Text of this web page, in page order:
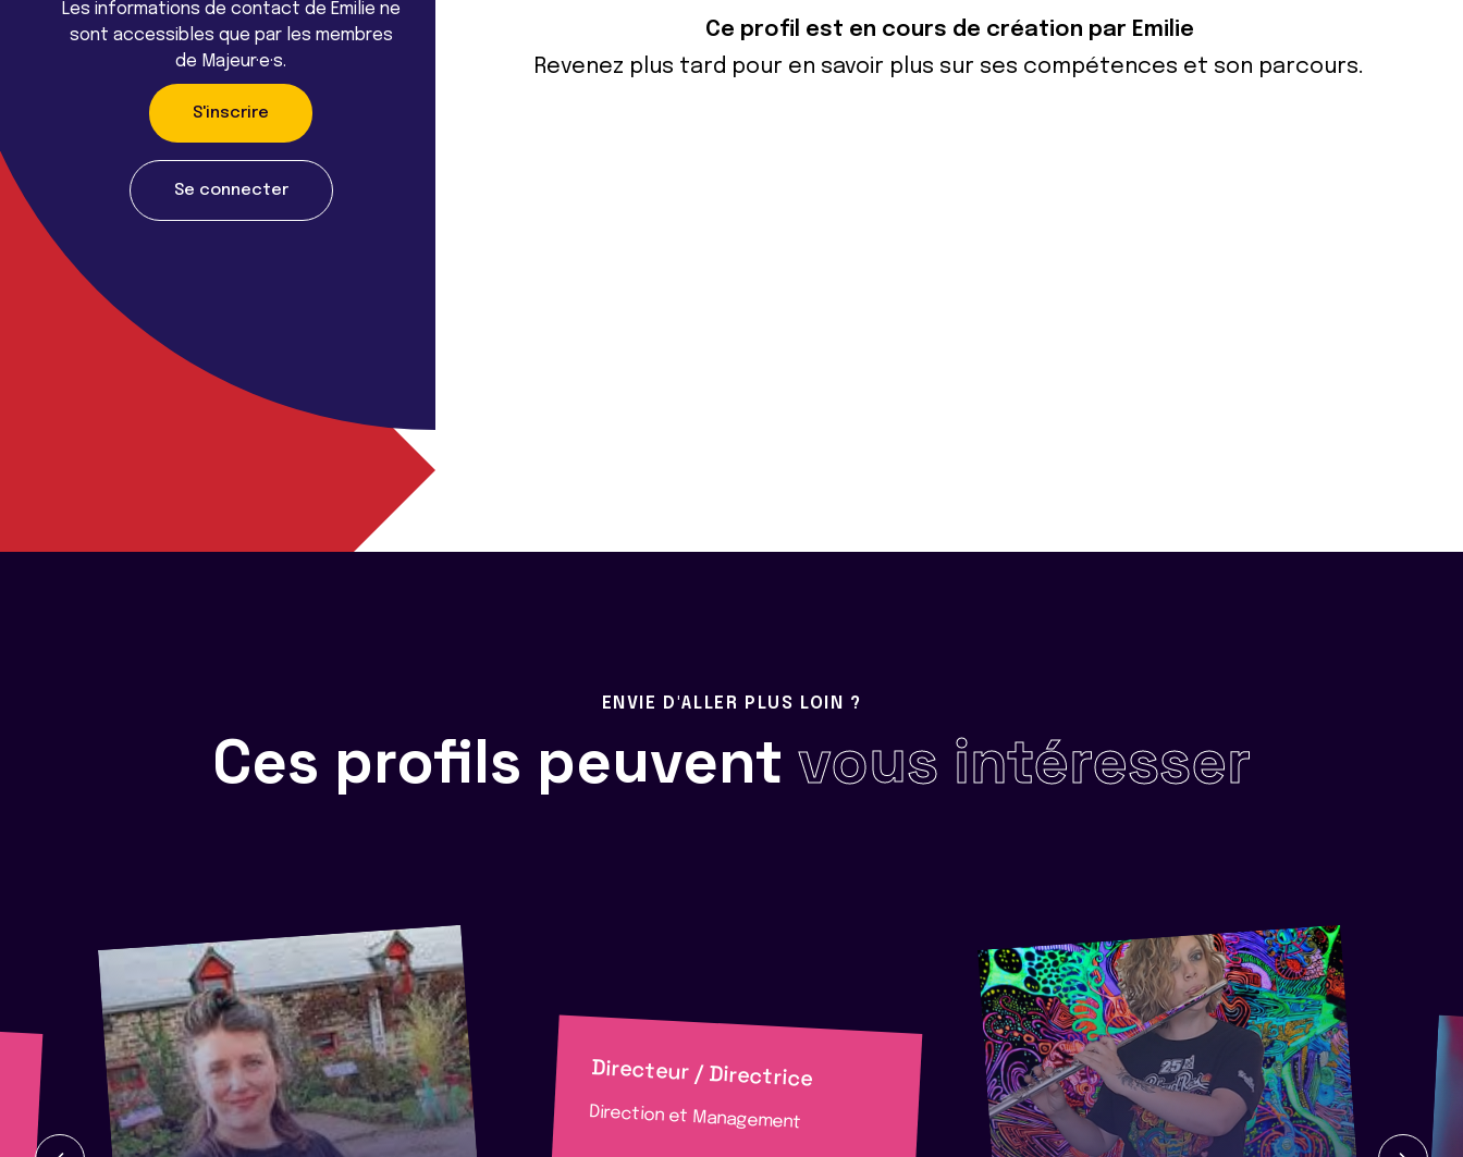
Les informations de contact de Emilie ne
sont accessibles que par les membres
de Majeur·e·s.
S'inscrire
Se connecter
Ce profil est en cours de création par Emilie
Revenez plus tard pour en savoir plus sur ses compétences et son parcours.
ENVIE D'ALLER PLUS LOIN ?
Ces profils peuvent vous intéresser
Directeur / Directrice
Direction et Management